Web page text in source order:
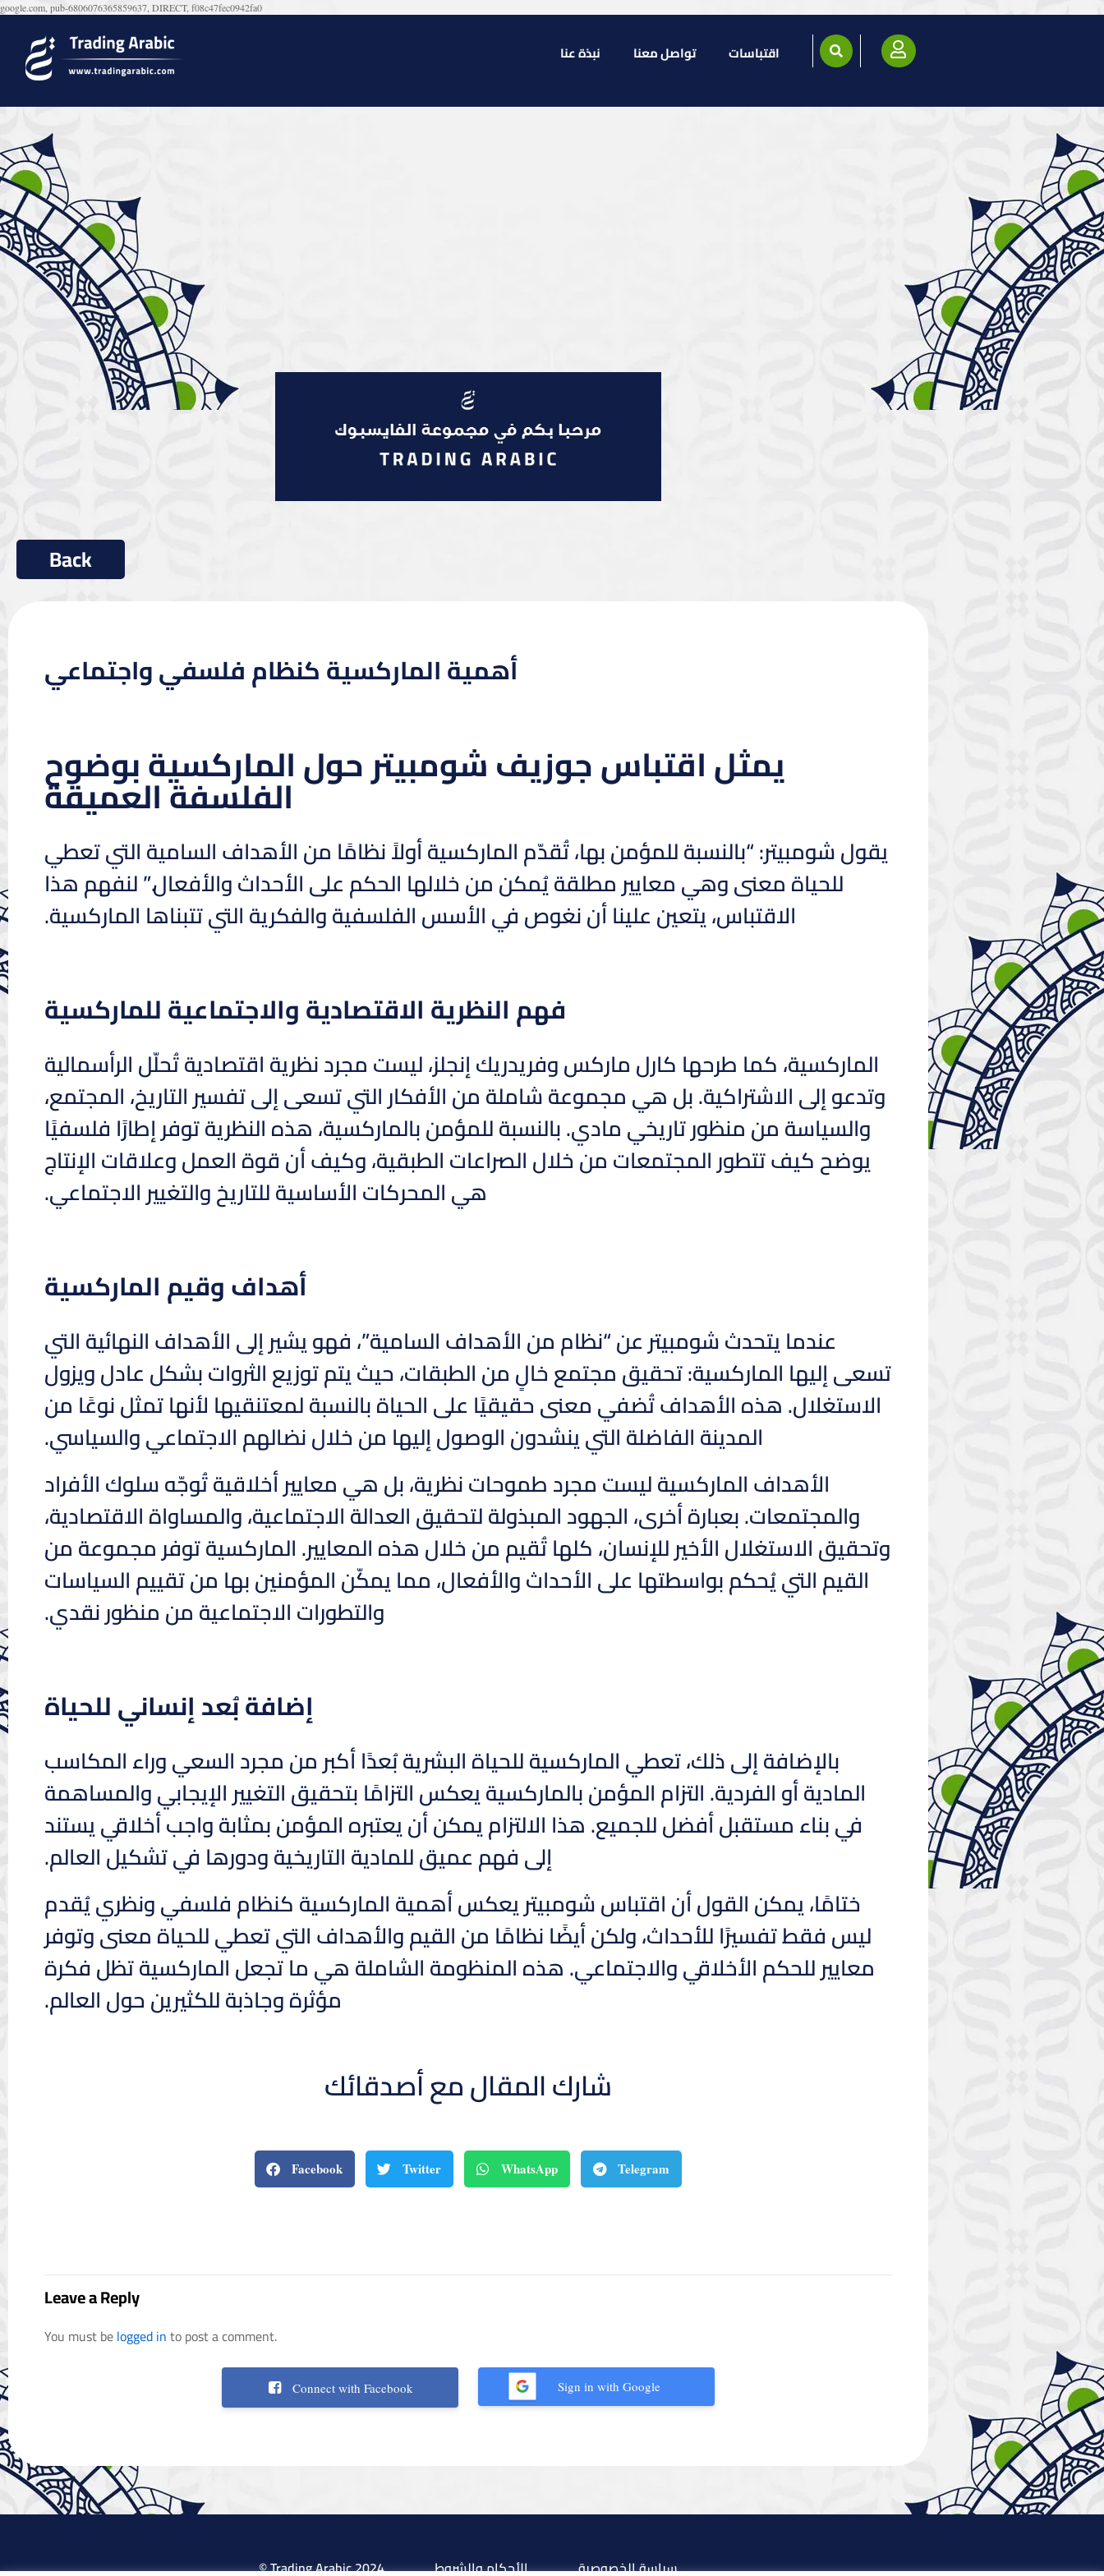
google.com, pub-6806076365859637, DIRECT, f08c47fec0942fa0
نبذة عنا تواصل معنا اقتباسات
أهمية الماركسية كنظام فلسفي واجتماعي
يمثل اقتباس جوزيف شومبيتر حول الماركسية بوضوح
الفلسفة العميقة
يقول شومبيتر: “بالنسبة للمؤمن بها، تُقدّم الماركسية أولاً نظامًا من الأهداف السامية التي تعطي
للحياة معنى وهي معايير مطلقة يُمكن من خلالها الحكم على الأحداث والأفعال.” لنفهم هذا
الاقتباس، يتعين علينا أن نغوص في الأسس الفلسفية والفكرية التي تتبناها الماركسية.
فهم النظرية الاقتصادية والاجتماعية للماركسية
الماركسية، كما طرحها كارل ماركس وفريدريك إنجلز، ليست مجرد نظرية اقتصادية تُحلّل الرأسمالية
وتدعو إلى الاشتراكية. بل هي مجموعة شاملة من الأفكار التي تسعى إلى تفسير التاريخ، المجتمع،
والسياسة من منظور تاريخي مادي. بالنسبة للمؤمن بالماركسية، هذه النظرية توفر إطارًا فلسفيًا
يوضح كيف تتطور المجتمعات من خلال الصراعات الطبقية، وكيف أن قوة العمل وعلاقات الإنتاج
هي المحركات الأساسية للتاريخ والتغيير الاجتماعي.
أهداف وقيم الماركسية
عندما يتحدث شومبيتر عن “نظام من الأهداف السامية”، فهو يشير إلى الأهداف النهائية التي
تسعى إليها الماركسية: تحقيق مجتمع خالٍ من الطبقات، حيث يتم توزيع الثروات بشكل عادل ويزول
الاستغلال. هذه الأهداف تُضفي معنى حقيقيًا على الحياة بالنسبة لمعتنقيها لأنها تمثل نوعًا من
المدينة الفاضلة التي ينشدون الوصول إليها من خلال نضالهم الاجتماعي والسياسي.
الأهداف الماركسية ليست مجرد طموحات نظرية، بل هي معايير أخلاقية تُوجّه سلوك الأفراد
والمجتمعات. بعبارة أخرى، الجهود المبذولة لتحقيق العدالة الاجتماعية، والمساواة الاقتصادية،
وتحقيق الاستغلال الأخير للإنسان، كلها تُقيم من خلال هذه المعايير. الماركسية توفر مجموعة من
القيم التي يُحكم بواسطتها على الأحداث والأفعال، مما يمكّن المؤمنين بها من تقييم السياسات
والتطورات الاجتماعية من منظور نقدي.
إضافة بُعد إنساني للحياة
بالإضافة إلى ذلك، تعطي الماركسية للحياة البشرية بُعدًا أكبر من مجرد السعي وراء المكاسب
المادية أو الفردية. التزام المؤمن بالماركسية يعكس التزامًا بتحقيق التغيير الإيجابي والمساهمة
في بناء مستقبل أفضل للجميع. هذا الالتزام يمكن أن يعتبره المؤمن بمثابة واجب أخلاقي يستند
إلى فهم عميق للمادية التاريخية ودورها في تشكيل العالم.
ختامًا، يمكن القول أن اقتباس شومبيتر يعكس أهمية الماركسية كنظام فلسفي ونظري يُقدم
ليس فقط تفسيرًا للأحداث، ولكن أيضًا نظامًا من القيم والأهداف التي تعطي للحياة معنى وتوفر
معايير للحكم الأخلاقي والاجتماعي. هذه المنظومة الشاملة هي ما تجعل الماركسية تظل فكرة
مؤثرة وجاذبة للكثيرين حول العالم.
شارك المقال مع أصدقائك
Facebook Twitter WhatsApp Telegram
Leave a Reply
You must belogged into post a comment.
Connect with Facebook Sign in with Google
© Trading Arabic 2024 الأحكام والشروط سياسة الخصوصية